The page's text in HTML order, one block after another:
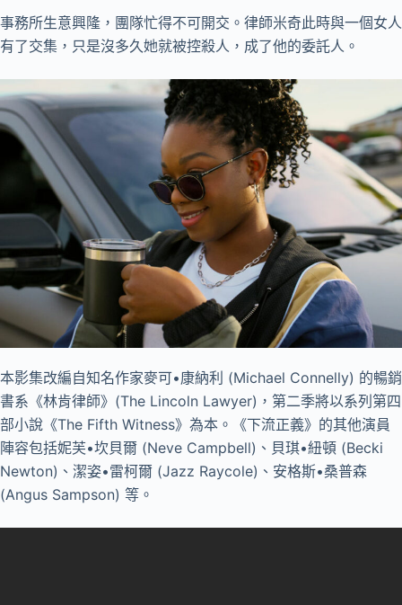
事務所生意興隆，團隊忙得不可開交。律師米奇此時與一個女人
有了交集，只是沒多久她就被控殺人，成了他的委託人。
本影集改編自知名作家麥可•康納利 (Michael Connelly) 的暢銷
書系《林肯律師》(The Lincoln Lawyer)，第二季將以系列第四
部小說《The Fifth Witness》為本。《下流正義》的其他演員
陣容包括妮芙•坎貝爾 (Neve Campbell)、貝琪•紐頓 (Becki
Newton)、潔姿•雷柯爾 (Jazz Raycole)、安格斯•桑普森
(Angus Sampson) 等。